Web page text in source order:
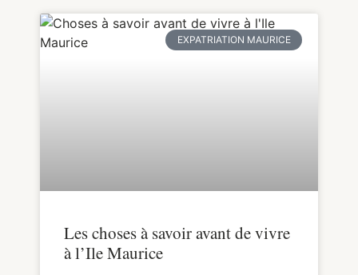
EXPATRIATION MAURICE
Les choses à savoir avant de vivre
à l’Ile Maurice